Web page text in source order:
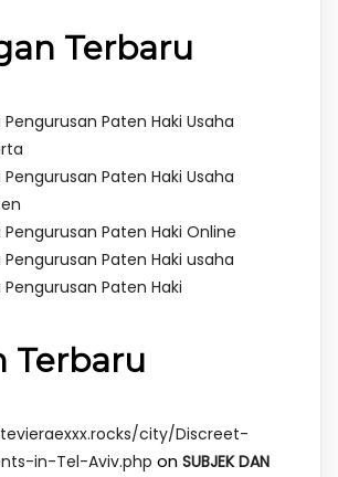
Terbaru
Pengurusan Paten Haki Usaha
Pengurusan Paten Haki Usaha
Pengurusan Paten Haki Online
Pengurusan Paten Haki usaha
Pengurusan Paten Haki
Terbaru
city/Discreet-
in-Tel-Aviv.php on SUBJEK DAN